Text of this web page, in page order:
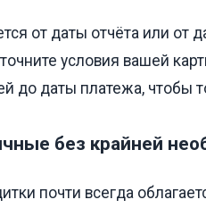
от даты отчёта или от
условия вашей
до даты платежа, чтобы
без крайней
почти всегда